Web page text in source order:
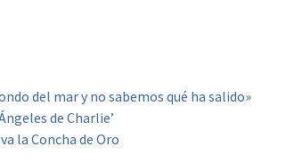
del mar y no sabemos qué ha salido»
de Charlie’
la Concha de Oro